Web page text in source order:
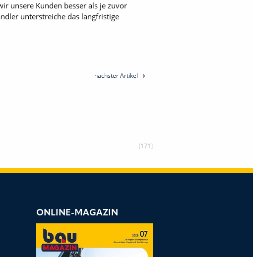
unsere Kunden besser als je zuvor
unterstreiche das langfristige
nächster Artikel
[171]
ONLINE-MAGAZIN